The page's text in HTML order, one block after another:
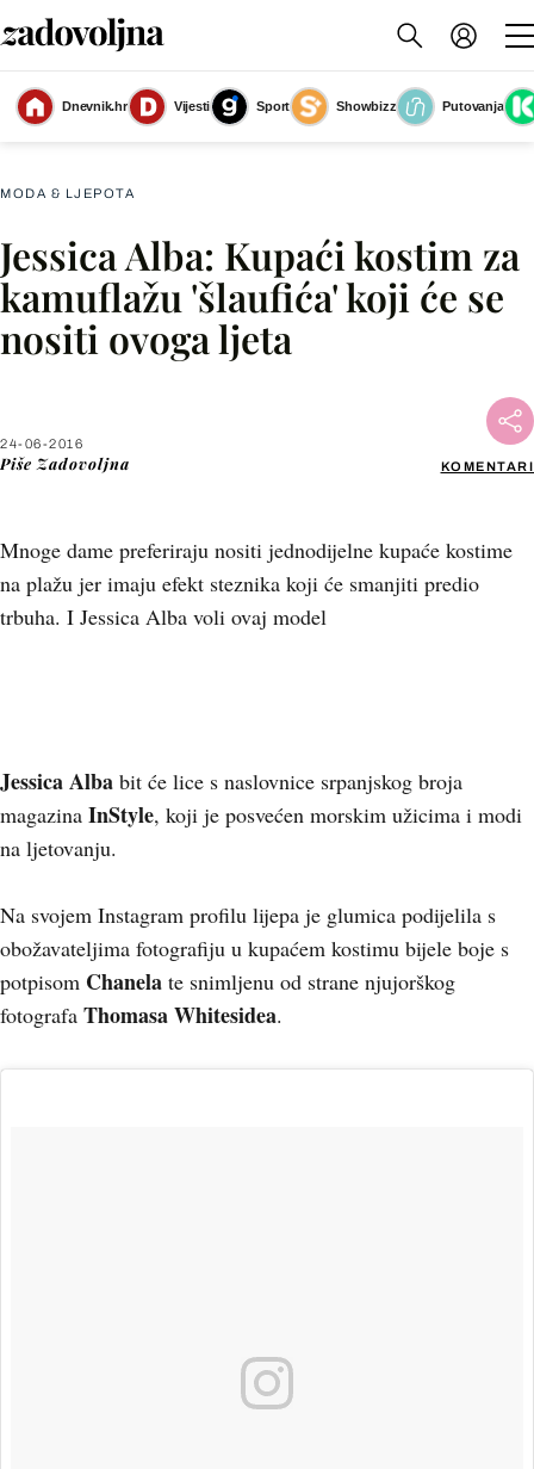
Dnevnik.hr Vijesti Sport Showbizz
Putovanja
Slika nije dostupna
MODA & LJEPOTA
Jessica Alba: Kupaći kostim za
kamuflažu 'šlaufića' koji će se
nositi ovoga ljeta
24-06-2016
Piše Zadovoljna KOMENTARI
Mnoge dame preferiraju nositi jednodijelne kupaće kostime
na plažu jer imaju efekt steznika koji će smanjiti predio
trbuha. I Jessica Alba voli ovaj model
Facebook
X
Jessica Alba bit će lice s naslovnice srpanjskog broja
magazina InStyle, koji je posvećen morskim užicima i modi
na ljetovanju.
Na svojem Instagram profilu lijepa je glumica podijelila s
obožavateljima fotografiju u kupaćem kostimu bijele boje s
potpisom Chanela te snimljenu od strane njujorškog
fotografa Thomasa Whitesidea.